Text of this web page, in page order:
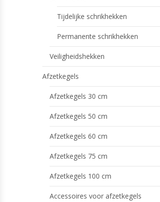
Tijdelijke schrikhekken
Permanente schrikhekken
Veiligheidshekken
Afzetkegels
Afzetkegels 30 cm
Afzetkegels 50 cm
Afzetkegels 60 cm
Afzetkegels 75 cm
Afzetkegels 100 cm
Accessoires voor afzetkegels